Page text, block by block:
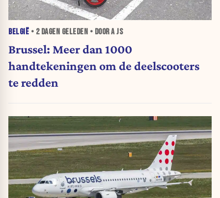
BELGIË • 2 DAGEN GELEDEN • DOOR A JS
Brussel: Meer dan 1000
handtekeningen om de deelscooters
te redden